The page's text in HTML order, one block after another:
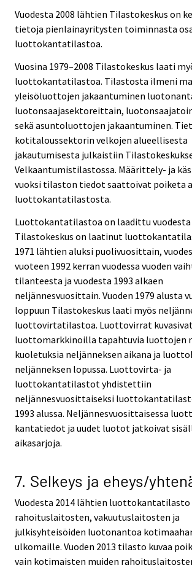
Vuodesta 2008 lähtien Tilastokeskus on
tietoja pienlainayritysten toiminnasta
luottokantatilastoa.
Vuosina 1979–2008 Tilastokeskus laati
luottokantatilastoa. Tilastosta ilmeni
yleisöluottojen jakaantuminen
luotonsaajasektoreittain,
sekä asuntoluottojen jakaantuminen.
kotitaloussektorin velkojen alueellisesta
jakautumisesta julkaistiin
Velkaantumistilastossa. Määrittely- ja
vuoksi tilaston tiedot saattoivat poiketa
luottokantatilastosta.
Luottokantatilastoa on laadittu vuodesta
Tilastokeskus on laatinut
1971 lähtien aluksi puolivuosittain,
vuoteen 1992 kerran vuodessa vuoden
tilanteesta ja vuodesta 1993 alkaen
neljännesvuosittain. Vuoden 1979 alusta
loppuun Tilastokeskus laati myös
luottovirtatilastoa. Luottovirrat kuvasivat
luottomarkkinoilla tapahtuvia luottojen
kuoletuksia neljänneksen aikana ja
neljänneksen lopussa. Luottovirta- ja
luottokantatilastot yhdistettiin
neljännesvuosittaiseksi
1993 alussa. Neljännesvuosittaisessa
kantatiedot ja uudet luotot jatkoivat
aikasarjoja.
7. Selkeys ja eheys/
Vuodesta 2014 lähtien luottokantatilasto
rahoituslaitosten, vakuutuslaitosten ja
julkisyhteisöiden luotonantoa
ulkomaille. Vuoden 2013 tilasto kuvaa
vain kotimaisten muiden